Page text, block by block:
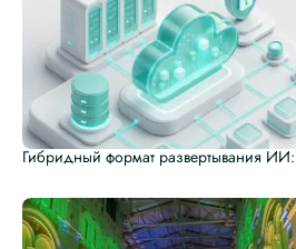
Гибридный формат развертывания